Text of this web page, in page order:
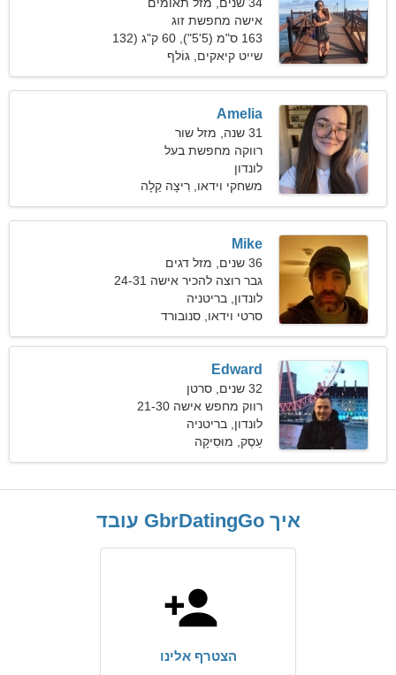
אישה מחפשת זוג
163 ס"מ (5'5"), 60 ק"ג (132
פאונד)
שייט קיאקים, גוֹלף
Amelia
31 שנה, מזל שור
רווקה מחפשת בעל
לונדון
משחקי וידאו, רִיצָה קַלָה
Mike
36 שנים, מזל דגים
גבר רוצה להכיר אישה 24-31
לונדון, בריטניה
סרטי וידאו, סנובורד
Edward
32 שנים, סרטן
רווק מחפש אישה 21-30
לונדון, בריטניה
עֵסֶק, מוּסִיקָה
איך GbrDatingGo עובד
הצטרף אלינו